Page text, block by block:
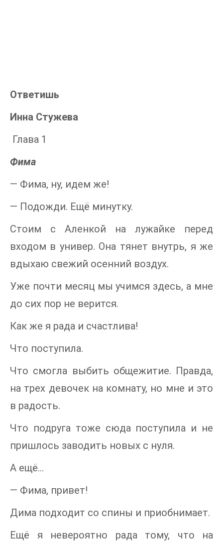
Ответишь
Инна Стужева
Глава 1
Фима
— Фима, ну, идем же!
— Подожди. Ещё минутку.
Стоим с Аленкой на лужайке перед
входом в универ. Она тянет внутрь, я же
вдыхаю свежий осенний воздух.
Уже почти месяц мы учимся здесь, а мне
до сих пор не верится.
Как же я рада и счастлива!
Что поступила.
Что смогла выбить общежитие. Правда,
на трех девочек на комнату, но мне и это
в радость.
Что подруга тоже сюда поступила и не
пришлось заводить новых с нуля.
А ещё…
— Фима, привет!
Дима подходит со спины и приобнимает.
Ещё я невероятно рада тому, что на